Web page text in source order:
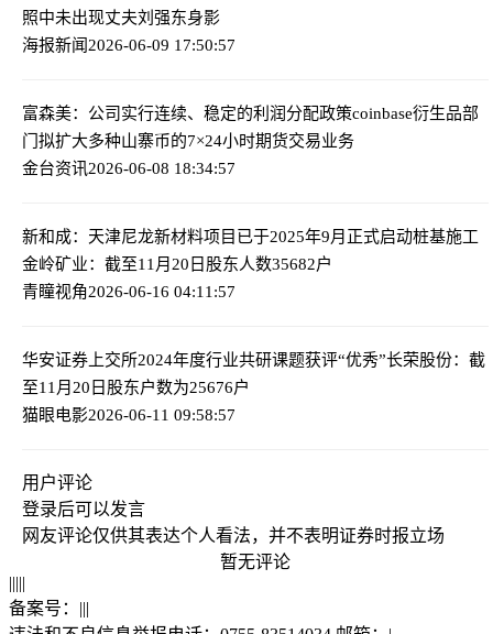
照中未出现丈夫刘强东身影
海报新闻2026-06-09 17:50:57
富森美：公司实行连续、稳定的利润分配政策coinbase衍生品部
门拟扩大多种山寨币的7×24小时期货交易业务
金台资讯2026-06-08 18:34:57
新和成：天津尼龙新材料项目已于2025年9月正式启动桩基施工
金岭矿业：截至11月20日股东人数35682户
青瞳视角2026-06-16 04:11:57
华安证券上交所2024年度行业共研课题获评“优秀”长荣股份：截
至11月20日股东户数为25676户
猫眼电影2026-06-11 09:58:57
用户评论
登录后可以发言
网友评论仅供其表达个人看法，并不表明证券时报立场
暂无评论
|||||
备案号： |||